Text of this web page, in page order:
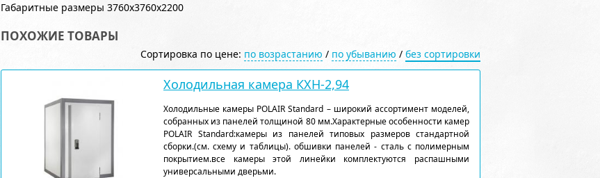
Габаритные размеры 3760x3760x2200
ПОХОЖИЕ ТОВАРЫ
Сортировка по цене: по возрастанию / по убыванию / без сортировки
Холодильная камера КХН-2,94
Холодильные камеры POLAIR Standard – широкий ассортимент моделей,
собранных из панелей толщиной 80 мм.Характерные особенности камер
POLAIR Standard:камеры из панелей типовых размеров стандартной
сборки.(см. схему и таблицы). обшивки панелей - сталь с полимерным
покрытием.все камеры этой линейки комплектуются распашными
универсальными дверьми.